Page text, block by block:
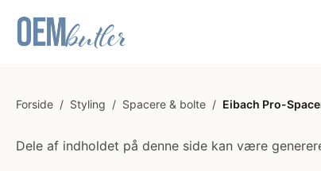
Forside / Styling / Spacere & bolte / Eibach Pro-
Dele af indholdet på denne side kan være